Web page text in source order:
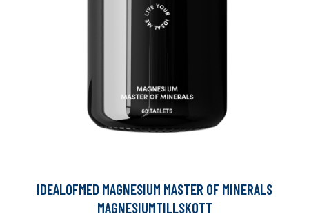
IDEALOFMED MAGNESIUM MASTER OF MINERALS
MAGNESIUMTILLSKOTT